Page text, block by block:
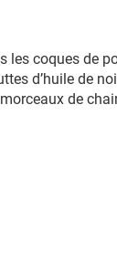
les coques de
d’huile de
de